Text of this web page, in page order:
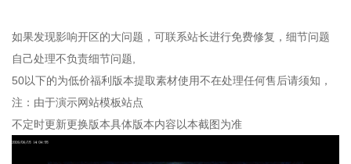
如果发现影响开区的大问题，可联系站长进行免费修复，细节问题
自己处理不负责细节问题,
50以下的为低价福利版本提取素材使用不在处理任何售后请须知，
注：由于演示网站模板站点
不定时更新更换版本具体版本内容以本截图为准